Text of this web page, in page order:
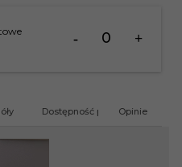
dla
Dostępność produktu
Opinie